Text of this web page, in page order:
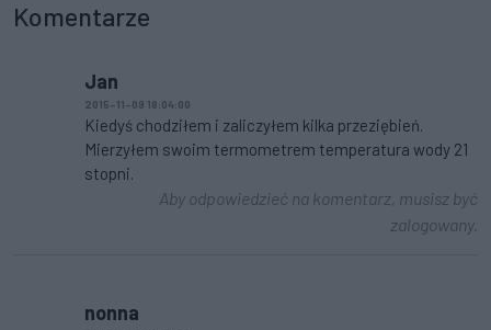
Komentarze
Jan
2015-11-09 18:04:00
Kiedyś chodziłem i zaliczyłem kilka przeziębień.
Mierzyłem swoim termometrem temperatura wody 21
stopni.
Aby odpowiedzieć na komentarz, musisz być
zalogowany.
nonna